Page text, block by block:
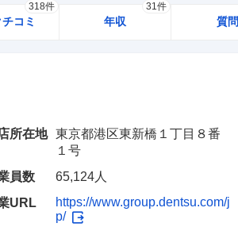
コミ
318件
年収
31件
質問
所在地 東京都港区東新橋１丁目８番
１号
員数
65,124人
URL
https://www.group.dentsu.com/j
p/